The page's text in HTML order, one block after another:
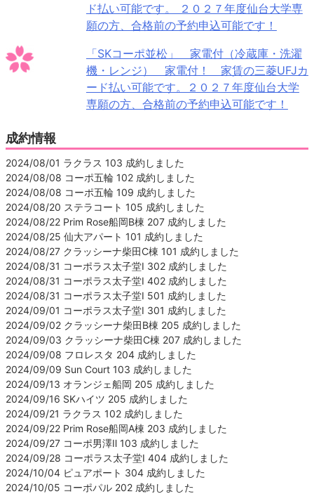
ド払い可能です。 ２０２７年度仙台大学専
願の方、合格前の予約申込可能です！
「SKコーポ並松」 家電付（冷蔵庫・洗濯
機・レンジ） 家電付！ 家賃の三菱UFJカ
ード払い可能です。２０２７年度仙台大学
専願の方、合格前の予約申込可能です！
成約情報
2024/08/01 ラクラス 103 成約しました
2024/08/08 コーポ五輪 102 成約しました
2024/08/08 コーポ五輪 109 成約しました
2024/08/20 ステラコート 105 成約しました
2024/08/22 Prim Rose船岡B棟 207 成約しました
2024/08/25 仙大アパート 101 成約しました
2024/08/27 クラッシーナ柴田C棟 101 成約しました
2024/08/31 コーポラス太子堂Ⅰ 302 成約しました
2024/08/31 コーポラス太子堂Ⅰ 402 成約しました
2024/08/31 コーポラス太子堂Ⅰ 501 成約しました
2024/09/01 コーポラス太子堂Ⅰ 301 成約しました
2024/09/02 クラッシーナ柴田B棟 205 成約しました
2024/09/03 クラッシーナ柴田C棟 207 成約しました
2024/09/08 フロレスタ 204 成約しました
2024/09/09 Sun Court 103 成約しました
2024/09/13 オランジェ船岡 205 成約しました
2024/09/16 SKハイツ 205 成約しました
2024/09/21 ラクラス 102 成約しました
2024/09/22 Prim Rose船岡A棟 203 成約しました
2024/09/27 コーポ男澤Ⅱ 103 成約しました
2024/09/28 コーポラス太子堂Ⅰ 404 成約しました
2024/10/04 ピュアポート 304 成約しました
2024/10/05 コーポパル 202 成約しました